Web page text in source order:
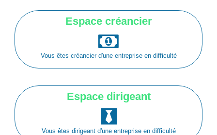
Espace créancier
Vous êtes créancier d'une entreprise en difficulté
Espace dirigeant
Vous êtes dirigeant d'une entreprise en difficulté